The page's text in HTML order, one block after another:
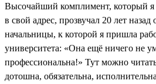
Высочайший комплимент, который я
в свой адрес, прозвучал 20 лет назад
начальницы, к которой я пришла
университета: «Она ещё ничего не
профессиональна!» Тут можно
дотошна, обязательна,